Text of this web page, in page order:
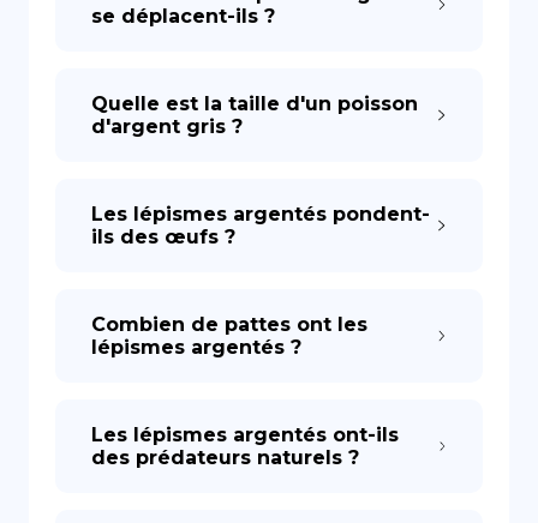
se déplacent-ils ?
Quelle est la taille d'un poisson
d'argent gris ?
Les lépismes argentés pondent-
ils des œufs ?
Combien de pattes ont les
lépismes argentés ?
Les lépismes argentés ont-ils
des prédateurs naturels ?